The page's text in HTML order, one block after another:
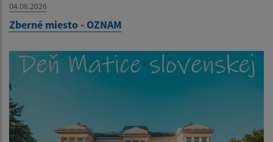
04.08.2026
Zberné miesto - OZNAM